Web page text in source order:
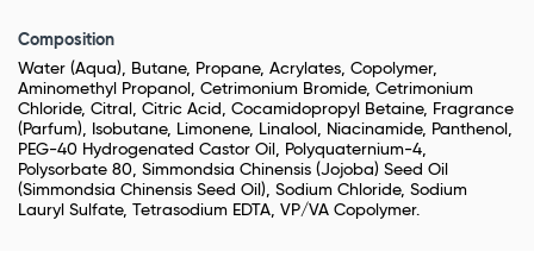
Composition
Water (Aqua), Butane, Propane, Acrylates, Copolymer,
Aminomethyl Propanol, Cetrimonium Bromide, Cetrimonium
Chloride, Citral, Citric Acid, Cocamidopropyl Betaine, Fragrance
(Parfum), Isobutane, Limonene, Linalool, Niacinamide, Panthenol,
PEG-40 Hydrogenated Castor Oil, Polyquaternium-4,
Polysorbate 80, Simmondsia Chinensis (Jojoba) Seed Oil
(Simmondsia Chinensis Seed Oil), Sodium Chloride, Sodium
Lauryl Sulfate, Tetrasodium EDTA, VP/VA Copolymer.